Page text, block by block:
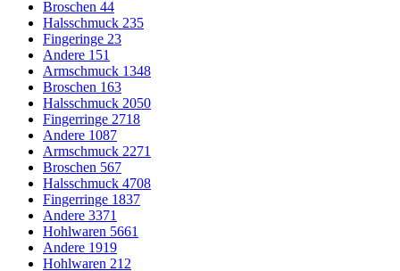
Broschen 44
Halsschmuck 235
Fingeringe 23
Andere 151
Armschmuck 1348
Broschen 163
Halsschmuck 2050
Fingerringe 2718
Andere 1087
Armschmuck 2271
Broschen 567
Halsschmuck 4708
Fingerringe 1837
Andere 3371
Hohlwaren 5661
Andere 1919
Hohlwaren 212